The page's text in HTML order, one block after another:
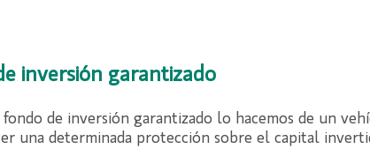
inversión garantizado
fondo de inversión garantizado lo hacemos de un
una determinada protección sobre el capital